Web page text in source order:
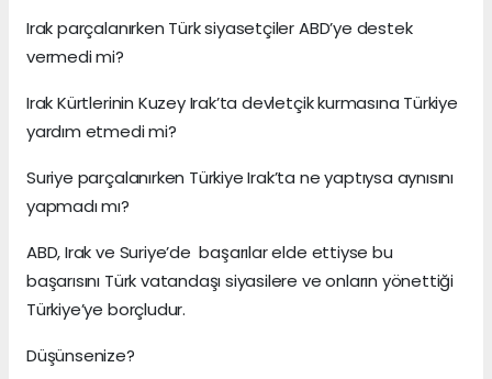
Irak parçalanırken Türk siyasetçiler ABD’ye destek
vermedi mi?
Irak Kürtlerinin Kuzey Irak’ta devletçik kurmasına Türkiye
yardım etmedi mi?
Suriye parçalanırken Türkiye Irak’ta ne yaptıysa aynısını
yapmadı mı?
ABD, Irak ve Suriye’de başarılar elde ettiyse bu
başarısını Türk vatandaşı siyasilere ve onların yönettiği
Türkiye’ye borçludur.
Düşünsenize?